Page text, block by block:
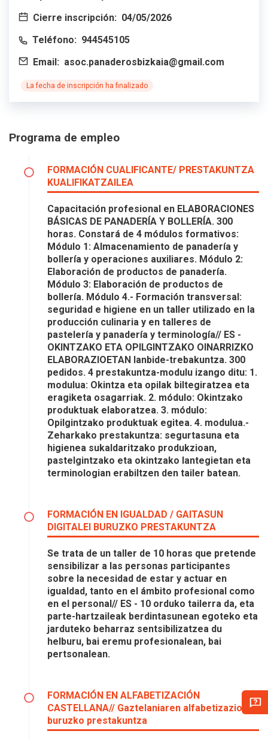
Cierre inscripción: 04/05/2026
Teléfono: 944545105
Email: asoc.panaderosbizkaia@gmail.com
La fecha de inscripción ha finalizado
Programa de empleo
FORMACIÓN CUALIFICANTE/ PRESTAKUNTZA
KUALIFIKATZAILEA
Capacitación profesional en ELABORACIONES
BÁSICAS DE PANADERÍA Y BOLLERÍA. 300
horas. Constará de 4 módulos formativos:
Módulo 1: Almacenamiento de panadería y
bollería y operaciones auxiliares. Módulo 2:
Elaboración de productos de panadería.
Módulo 3: Elaboración de productos de
bollería. Módulo 4.- Formación transversal:
seguridad e higiene en un taller utilizado en la
producción culinaria y en talleres de
pastelería y panadería y terminología// ES -
OKINTZAKO ETA OPILGINTZAKO OINARRIZKO
ELABORAZIOETAN lanbide-trebakuntza. 300
pedidos. 4 prestakuntza-modulu izango ditu: 1.
modulua: Okintza eta opilak biltegiratzea eta
eragiketa osagarriak. 2. módulo: Okintzako
produktuak elaboratzea. 3. módulo:
Opilgintzako produktuak egitea. 4. modulua.-
Zeharkako prestakuntza: segurtasuna eta
higienea sukaldaritzako produkzioan,
pastelgintzako eta okintzako lantegietan eta
terminologian erabiltzen den tailer batean.
FORMACIÓN EN IGUALDAD / GAITASUN
DIGITALEI BURUZKO PRESTAKUNTZA
Se trata de un taller de 10 horas que pretende
sensibilizar a las personas participantes
sobre la necesidad de estar y actuar en
igualdad, tanto en el ámbito profesional como
en el personal// ES - 10 orduko tailerra da, eta
parte-hartzaileak berdintasunean egoteko eta
jarduteko beharraz sentsibilizatzea du
helburu, bai eremu profesionalean, bai
pertsonalean.
FORMACIÓN EN ALFABETIZACIÓN
CASTELLANA// Gaztelaniaren alfabetizazioari
buruzko prestakuntza